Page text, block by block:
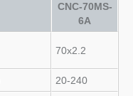
CNC-70MS-
6A
70x2.2
20-240